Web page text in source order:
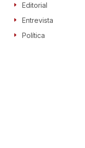
Editorial
Entrevista
Política